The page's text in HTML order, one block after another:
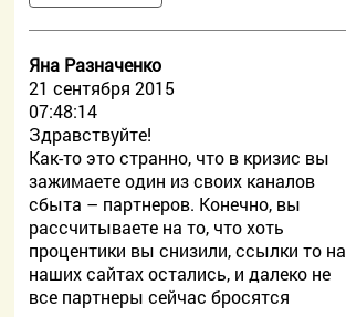
Яна Разначенко
21 сентября 2015
07:48:14
Здравствуйте!
Как-то это странно, что в кризис вы
зажимаете один из своих каналов
сбыта – партнеров. Конечно, вы
рассчитываете на то, что хоть
процентики вы снизили, ссылки то на
наших сайтах остались, и далеко не
все партнеры сейчас бросятся